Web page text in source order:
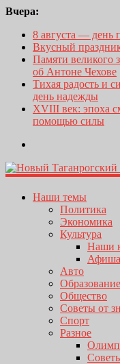
Вчера:
8 августа — день
Вкусный
Памяти великого
об Антоне Чехове
Тихая радость и
день надежды
XVIII век: эпоха
помощью силы
Наши темы
Политика
Экономика
Культура
Наши
Афиша
Авто
Образование
Общество
Советы от
Спорт
Разное